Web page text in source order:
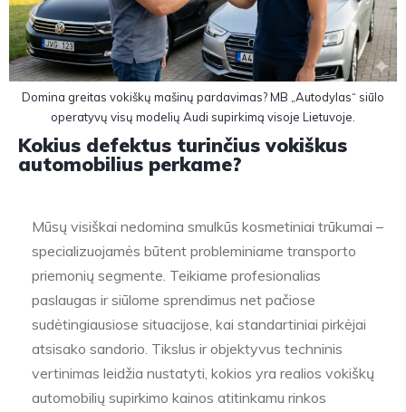
Domina greitas vokiškų mašinų pardavimas? MB „Autodylas“ siūlo
operatyvų visų modelių Audi supirkimą visoje Lietuvoje.
Kokius defektus turinčius vokiškus
automobilius perkame?
Mūsų visiškai nedomina smulkūs kosmetiniai trūkumai –
specializuojamės būtent probleminiame transporto
priemonių segmente. Teikiame profesionalias
paslaugas ir siūlome sprendimus net pačiose
sudėtingiausiose situacijose, kai standartiniai pirkėjai
atsisako sandorio. Tikslus ir objektyvus techninis
vertinimas leidžia nustatyti, kokios yra realios vokiškų
automobilių supirkimo kainos atitinkamu rinkos